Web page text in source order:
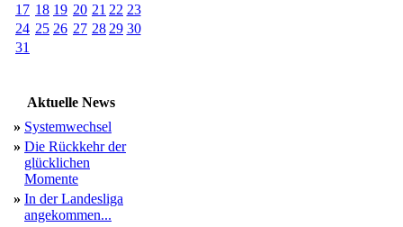
17 18 19 20 21 22 23
24 25 26 27 28 29 30
31
Aktuelle News
» Systemwechsel
» Die Rückkehr der
glücklichen
Momente
» In der Landesliga
angekommen...